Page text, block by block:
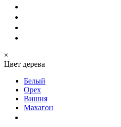
×
Цвет дерева
Белый
Орех
Вишня
Махагон